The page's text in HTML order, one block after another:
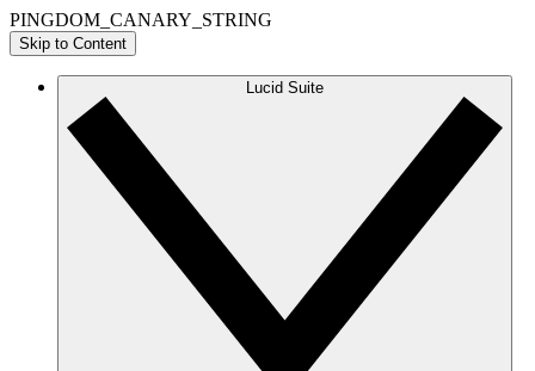
PINGDOM_CANARY_STRING
Skip to Content
Lucid Suite